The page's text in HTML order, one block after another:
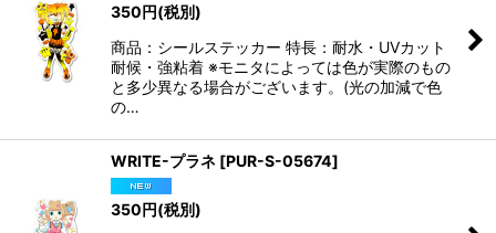
350円(税別)
商品：シールステッカー 特長：耐水・UVカット
耐候・強粘着 ※モニタによっては色が実際のもの
と多少異なる場合がございます。(光の加減で色
の…
WRITE-プラネ [PUR-S-05674]
350円(税別)